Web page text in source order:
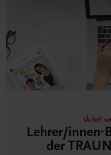
Jetzt
Lehrer/innen-
der